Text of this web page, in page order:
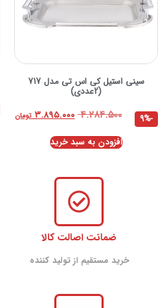
سینی استیل کی اس تی مدل 717
(2عددی)
۴.۲۸۴.۵۰۰ ۳.۸۹۵.۰۰۰ تومان
-9%
افزودن به سبد خرید
ضمانت اصالت کالا
خرید مستقیم از تولید کننده